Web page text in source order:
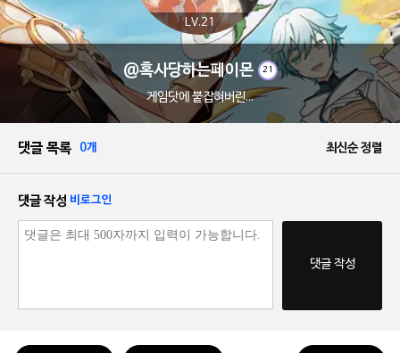
LV.21
@혹사당하는페이몬 21
게임닷에 붙잡혀버린...
댓글 목록 0개 최신순 정렬
댓글 작성 비로그인
댓글 작성